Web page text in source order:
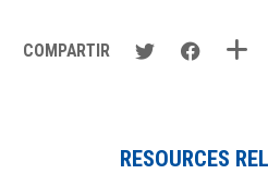
COMPARTIR
RESOURCES